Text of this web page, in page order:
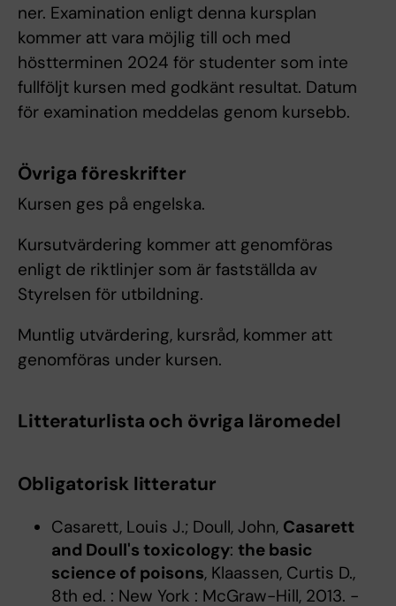
ner. Examination enligt denna kursplan
kommer att vara möjlig till och med
höstterminen 2024 för studenter som inte
fullföljt kursen med godkänt resultat. Datum
för examination meddelas genom kursebb.
Övriga föreskrifter
Kursen ges på engelska.
Kursutvärdering kommer att genomföras
enligt de riktlinjer som är fastställda av
Styrelsen för utbildning.
Muntlig utvärdering, kursråd, kommer att
genomföras under kursen.
Litteraturlista och övriga läromedel
Obligatorisk litteratur
Casarett, Louis J.; Doull, John, Casarett
and Doull's toxicology: the basic
science of poisons, Klaassen, Curtis D.,
8th ed. : New York : McGraw-Hill, 2013. -